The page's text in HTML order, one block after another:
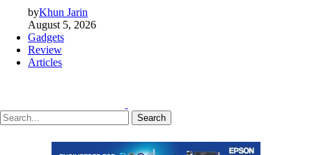
byKhun Jarin
August 5, 2026
Gadgets
Review
Articles
Search